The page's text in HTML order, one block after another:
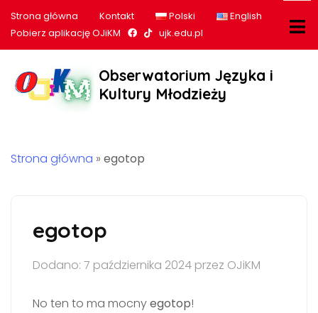
Strona główna Kontakt Polski
English
Pobierz aplikację OJiKM
Nasz profil na Facebook
Nasz profil na tiktok
ujk.edu.pl
Obserwatorium Języka i
Kultury Młodzieży
Strona główna » egotop
egotop
Dodano: 7 października 2024 przez OJiKM
No ten to ma mocnyegotop!